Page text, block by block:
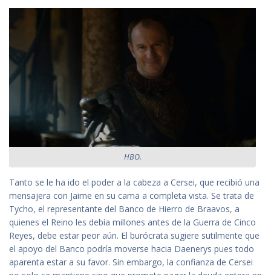
HBO.
Tanto se le ha ido el poder a la cabeza a Cersei, que recibió una
mensajera con Jaime en su cama a completa vista. Se trata de
Tycho, el representante del Banco de Hierro de Braavos, a
quienes el Reino les debía millones antes de la Guerra de Cinco
Reyes, debe estar peor aún. El burócrata sugiere sutilmente que
el apoyo del Banco podría moverse hacia Daenerys pues todo
aparenta estar a su favor. Sin embargo, la confianza de Cersei